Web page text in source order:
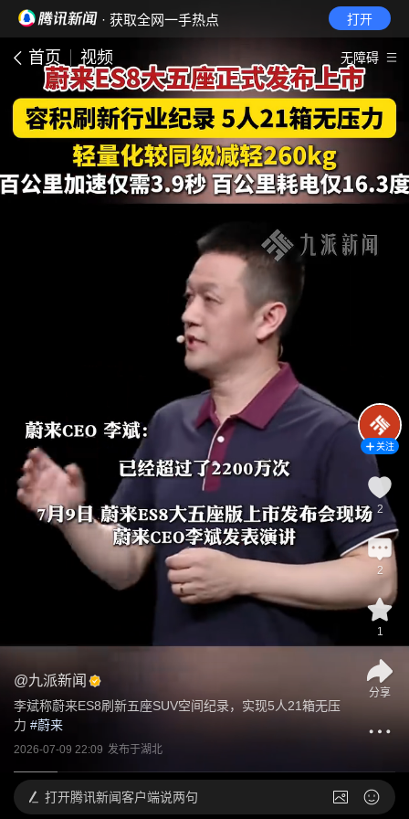
· 获取全网一手热点 打开
首页 视频 无障碍
@九派新闻
李斌称蔚来ES8刷新五座SUV空间纪录，实现5人21箱无压
力 #蔚来
2026-07-09 22:09 发布于湖北
关注
2
2
1
分享
打开腾讯新闻客户端说两句